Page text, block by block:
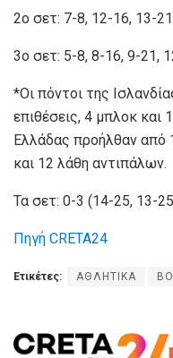
2ο σετ: 7-8, 12-16, 13-
3ο σετ: 5-8, 8-16, 9-21,
*Οι πόντοι της
επιθέσεις, 4 μπλοκ και
Ελλάδας προήλθαν από
και 12 λάθη αντιπάλων.
Τα σετ: 0-3 (14-25, 13-
Πηγή CRETA24
Ετικέτες: ΑΘΛΗΤΙΚΑ